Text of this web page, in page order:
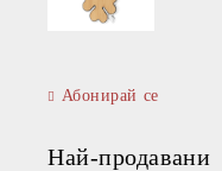
Абонирай се
Най-продавани